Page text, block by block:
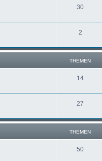
30
2
THEMEN
14
27
THEMEN
50